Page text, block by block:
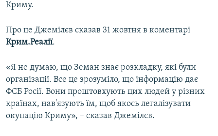
Криму.
Про це Джемілєв сказав 31 жовтня в коментарі
Крим.Реалії.
«Я не думаю, що Земан знає розкладку, які були
організації. Все це зрозуміло, що інформацію дає
ФСБ Росії. Вони проштовхують цих людей у різних
країнах, нав'язують їм, щоб якось легалізувати
окупацію Криму», – сказав Джемілєв.